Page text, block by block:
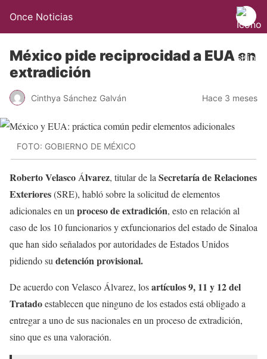
Once Noticias
México pide reciprocidad a EUA en
extradición
Cinthya Sánchez Galván Hace 3 meses
FOTO: GOBIERNO DE MÉXICO
Roberto Velasco Álvarez, titular de la Secretaría de Relaciones
Exteriores(SRE), habló sobre la solicitud de elementos
adicionales en un proceso de extradición, esto en relación al
caso de los 10 funcionarios y exfuncionarios del estado de Sinaloa
que han sido señalados por autoridades de Estados Unidos
pidiendo su detención provisional.
De acuerdo con Velasco Álvarez, losartículos 9, 11 y 12 del
Tratadoestablecen que ninguno de los estados está obligado a
entregar a uno de sus nacionales en un proceso de extradición,
sino que es una valoración.